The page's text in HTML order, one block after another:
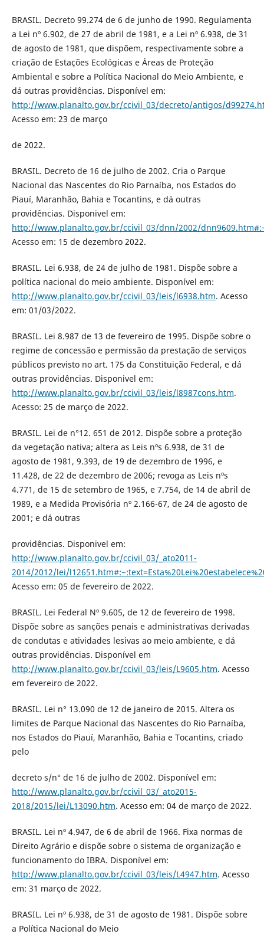
BRASIL. Decreto 99.274 de 6 de junho de 1990. Regulamenta
a Lei nº 6.902, de 27 de abril de 1981, e a Lei nº 6.938, de 31
de agosto de 1981, que dispõem, respectivamente sobre a
criação de Estações Ecológicas e Áreas de Proteção
Ambiental e sobre a Política Nacional do Meio Ambiente, e
dá outras providências. Disponível em:
http://www.planalto.gov.br/ccivil_03/decreto/antigos/
Acesso em: 23 de março
de 2022.
BRASIL. Decreto de 16 de julho de 2002. Cria o Parque
Nacional das Nascentes do Rio Parnaíba, nos Estados do
Piauí, Maranhão, Bahia e Tocantins, e dá outras
providências. Disponivel em:
http://www.planalto.gov.br/ccivil_03/dnn/2002/
Acesso em: 15 de dezembro 2022.
BRASIL. Lei 6.938, de 24 de julho de 1981. Dispõe sobre a
política nacional do meio ambiente. Disponível em:
http://www.planalto.gov.br/ccivil_03/leis/l6938.htm. Acesso
em: 01/03/2022.
BRASIL. Lei 8.987 de 13 de fevereiro de 1995. Dispõe sobre o
regime de concessão e permissão da prestação de serviços
públicos previsto no art. 175 da Constituição Federal, e dá
outras providências. Disponivel em:
http://www.planalto.gov.br/ccivil_03/leis/l8987cons.htm.
Acesso: 25 de março de 2022.
BRASIL. Lei de n°12. 651 de 2012. Dispõe sobre a proteção
da vegetação nativa; altera as Leis nºs 6.938, de 31 de
agosto de 1981, 9.393, de 19 de dezembro de 1996, e
11.428, de 22 de dezembro de 2006; revoga as Leis nºs
4.771, de 15 de setembro de 1965, e 7.754, de 14 de abril de
1989, e a Medida Provisória nº 2.166-67, de 24 de agosto de
2001; e dá outras
providências. Disponivel em:
http://www.planalto.gov.br/ccivil_03/_ato2011-
2014/2012/lei/
Acesso em: 05 de fevereiro de 2022.
BRASIL. Lei Federal Nº 9.605, de 12 de fevereiro de 1998.
Dispõe sobre as sanções penais e administrativas derivadas
de condutas e atividades lesivas ao meio ambiente, e dá
outras providências. Disponível em
http://www.planalto.gov.br/ccivil_03/leis/L9605.htm. Acesso
em fevereiro de 2022.
BRASIL. Lei n° 13.090 de 12 de janeiro de 2015. Altera os
limites de Parque Nacional das Nascentes do Rio Parnaíba,
nos Estados do Piauí, Maranhão, Bahia e Tocantins, criado
pelo
decreto s/n° de 16 de julho de 2002. Disponível em:
http://www.planalto.gov.br/ccivil_03/_ato2015-
2018/2015/lei/L13090.htm. Acesso em: 04 de março de 2022.
BRASIL. Lei nº 4.947, de 6 de abril de 1966. Fixa normas de
Direito Agrário e dispõe sobre o sistema de organização e
funcionamento do IBRA. Disponível em:
http://www.planalto.gov.br/ccivil_03/leis/L4947.htm. Acesso
em: 31 março de 2022.
BRASIL. Lei nº 6.938, de 31 de agosto de 1981. Dispõe sobre
a Política Nacional do Meio